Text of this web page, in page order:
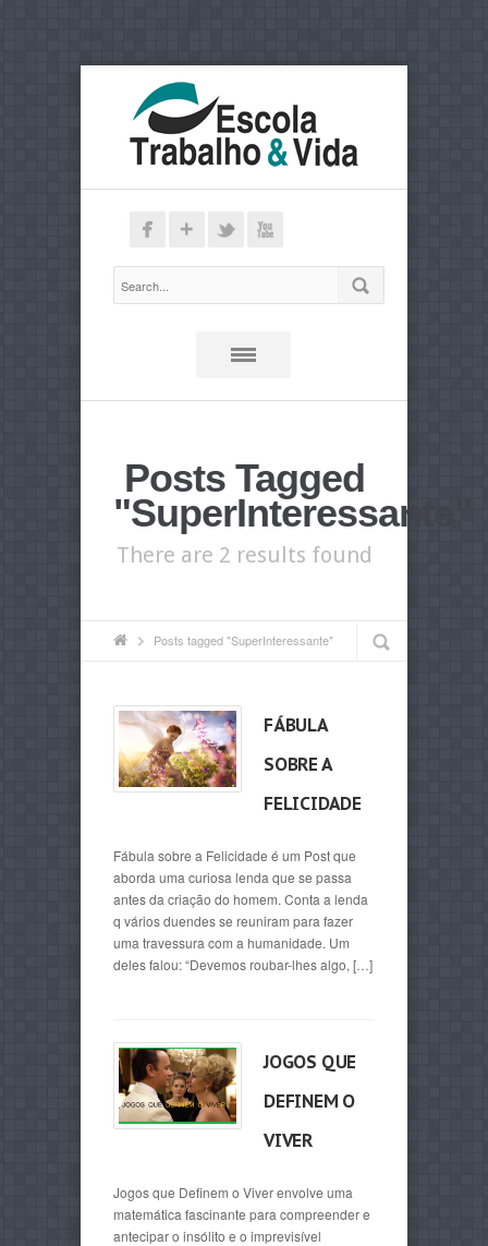
Posts Tagged
"SuperInteressante"
There are 2 results found
Posts tagged "SuperInteressante"
FÁBULA
SOBRE A
FELICIDADE
Fábula sobre a Felicidade é um Post que
aborda uma curiosa lenda que se passa
antes da criação do homem. Conta a lenda
q vários duendes se reuniram para fazer
uma travessura com a humanidade. Um
deles falou: “Devemos roubar-lhes algo, […]
JOGOS QUE
DEFINEM O
VIVER
Jogos que Definem o Viver envolve uma
matemática fascinante para compreender e
antecipar o insólito e o imprevisível